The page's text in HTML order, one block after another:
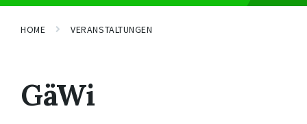
HOME VERANSTALTUNGEN
GäWi